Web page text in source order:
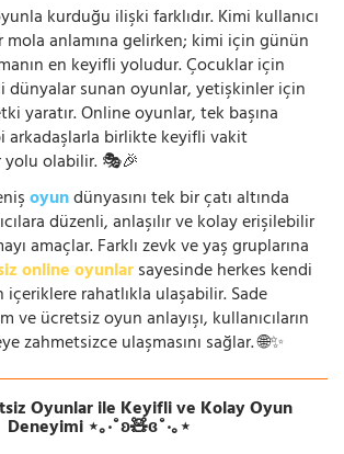
kurduğu ilişki farklıdır. Kimi kullanıcı
mola anlamına gelirken; kimi için günün
en keyifli yoludur. Çocuklar için
dünyalar sunan oyunlar, yetişkinler için
yaratır. Online oyunlar, tek başına
birlikte keyifli vakit
olabilir. 🎭🎉
oyundünyasını tek bir çatı altında
düzenli, anlaşılır ve kolay erişilebilir
amaçlar. Farklı zevk ve yaş gruplarına
online oyunlarsayesinde herkes kendi
rahatlıkla ulaşabilir. Sade
ve ücretsiz oyun anlayışı, kullanıcıların
zahmetsizce ulaşmasını sağlar. 🌐✨
Oyunlar ile Keyifli ve Kolay Oyun
Deneyimi ⋆｡‧˚ʚ🧸ɞ˚‧｡⋆